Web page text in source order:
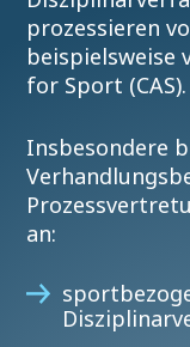
prozessieren
for Sport (CAS).
Insbesondere
an: